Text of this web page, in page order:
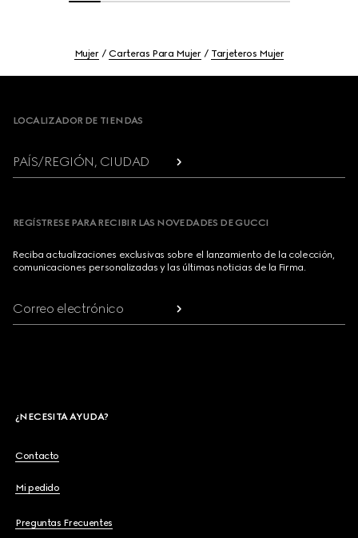
Mujer Carteras Para Mujer Tarjeteros Mujer
LOCALIZADOR DE TIENDAS
PAÍS/REGIÓN, CIUDAD
REGÍSTRESE PARA RECIBIR LAS NOVEDADES DE GUCCI
Reciba actualizaciones exclusivas sobre el lanzamiento de la colección,
comunicaciones personalizadas y las últimas noticias de la Firma.
Correo electrónico
¿NECESITA AYUDA?
Contacto
Mi pedido
Preguntas Frecuentes